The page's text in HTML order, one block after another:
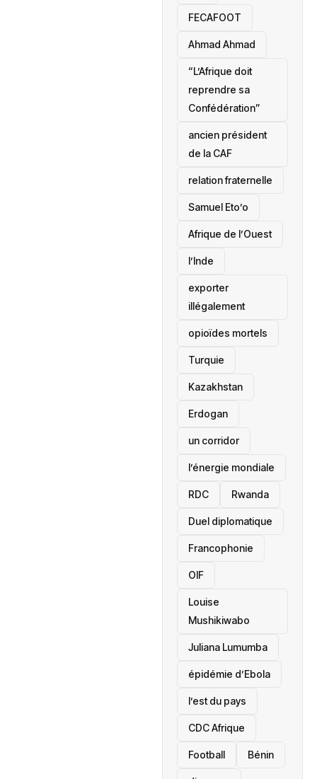
FECAFOOT
‎Ahmad Ahmad
“L’Afrique doit
reprendre sa
Confédération”
ancien président
de la CAF
relation fraternelle
Samuel Eto’o
Afrique de l’Ouest
l’Inde
exporter
illégalement
opioïdes mortels
‎Turquie
Kazakhstan
Erdogan
un corridor
l’énergie mondiale
RDC Rwanda
Duel diplomatique
Francophonie
OIF
Louise
Mushikiwabo
Juliana Lumumba
épidémie d’Ebola
l’est du pays
CDC Afrique
Football Bénin